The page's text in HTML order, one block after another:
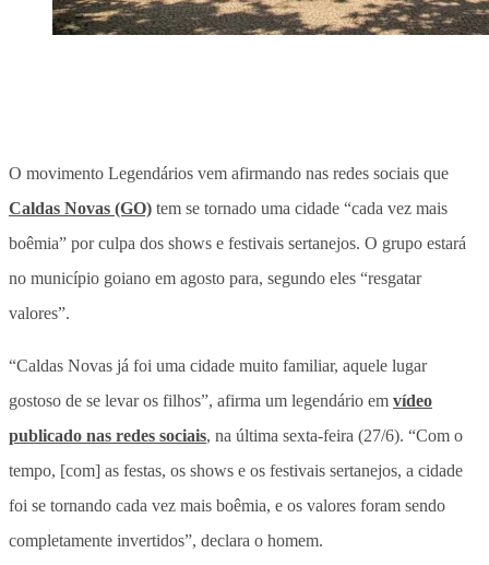
O movimento Legendários vem afirmando nas redes sociais que
Caldas Novas (GO) tem se tornado uma cidade “cada vez mais
boêmia” por culpa dos shows e festivais sertanejos. O grupo estará
no município goiano em agosto para, segundo eles “resgatar
valores”.
“Caldas Novas já foi uma cidade muito familiar, aquele lugar
gostoso de se levar os filhos”, afirma um legendário em vídeo
publicado nas redes sociais, na última sexta-feira (27/6). “Com o
tempo, [com] as festas, os shows e os festivais sertanejos, a cidade
foi se tornando cada vez mais boêmia, e os valores foram sendo
completamente invertidos”, declara o homem.